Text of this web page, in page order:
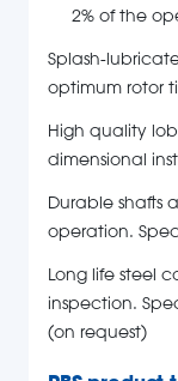
2% of the
Splash-
optimum rotor
High quality
dimensional
Durable shafts
operation.
Long life steel
inspection.
(on request)